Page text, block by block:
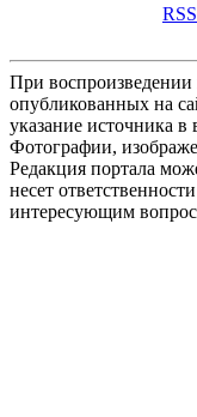
При воспроизведении
опубликованных на
указание источника в
Фотографии,
Редакция портала
несет
интересующим